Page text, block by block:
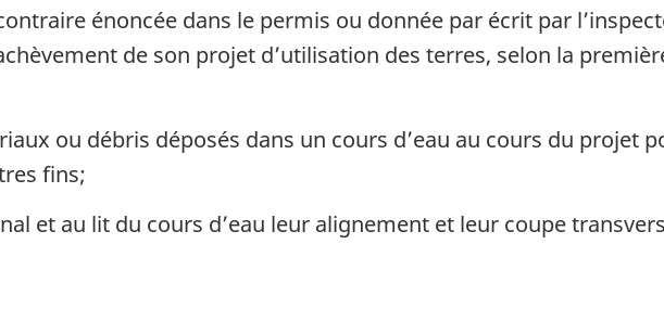
énoncée dans le permis ou donnée par écrit par
de son projet d’utilisation des terres, selon la
ou débris déposés dans un cours d’eau au cours du projet
fins;
et au lit du cours d’eau leur alignement et leur coupe